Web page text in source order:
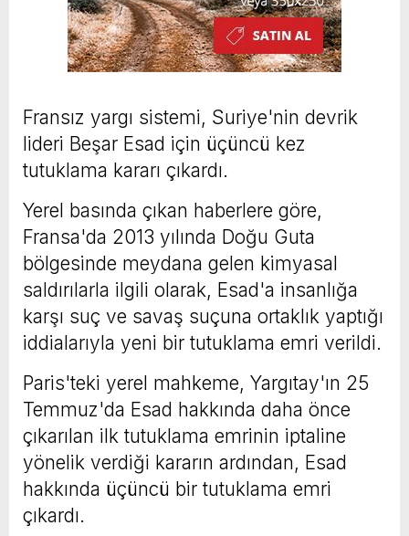
Fransız yargı sistemi, Suriye'nin devrik
lideri Beşar Esad için üçüncü kez
tutuklama kararı çıkardı.
Yerel basında çıkan haberlere göre,
Fransa'da 2013 yılında Doğu Guta
bölgesinde meydana gelen kimyasal
saldırılarla ilgili olarak, Esad'a insanlığa
karşı suç ve savaş suçuna ortaklık yaptığı
iddialarıyla yeni bir tutuklama emri verildi.
Paris'teki yerel mahkeme, Yargıtay'ın 25
Temmuz'da Esad hakkında daha önce
çıkarılan ilk tutuklama emrinin iptaline
yönelik verdiği kararın ardından, Esad
hakkında üçüncü bir tutuklama emri
çıkardı.